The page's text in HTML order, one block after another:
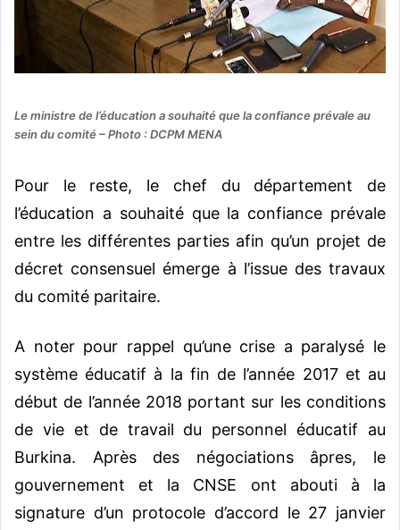
Le ministre de l’éducation a souhaité que la confiance prévale au
sein du comité – Photo : DCPM MENA
Pour le reste, le chef du département de
l’éducation a souhaité que la confiance prévale
entre les différentes parties afin qu’un projet de
décret consensuel émerge à l’issue des travaux
du comité paritaire.
A noter pour rappel qu’une crise a paralysé le
système éducatif à la fin de l’année 2017 et au
début de l’année 2018 portant sur les conditions
de vie et de travail du personnel éducatif au
Burkina. Après des négociations âpres, le
gouvernement et la CNSE ont abouti à la
signature d’un protocole d’accord le 27 janvier